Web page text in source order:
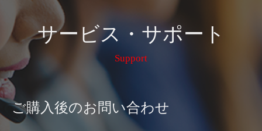
サービス・サポート
Support
ご購入後のお問い合わせ